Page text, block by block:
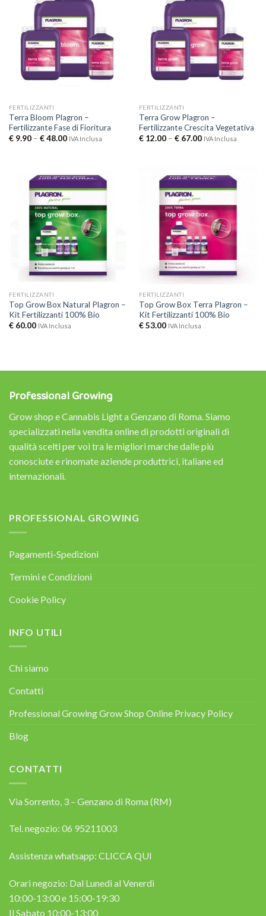
FERTILIZZANTI
Terra Bloom Plagron –
Fertilizzante Fase di Fioritura
€9.90– €48.00 IVA Inclusa
FERTILIZZANTI
Terra Grow Plagron –
Fertilizzante Crescita Vegetativa
€12.00– €67.00 IVA Inclusa
FERTILIZZANTI
Top Grow Box Natural Plagron –
Kit Fertilizzanti 100% Bio
€60.00 IVA Inclusa
FERTILIZZANTI
Top Grow Box Terra Plagron –
Kit Fertilizzanti 100% Bio
€53.00 IVA Inclusa
Professional Growing
Grow shop e Cannabis Light a Genzano di Roma. Siamo
specializzati nella vendita online di prodotti originali di
qualità scelti per voi tra le migliori marche dalle più
conosciute e rinomate aziende produttrici, italiane ed
internazionali.
PROFESSIONAL GROWING
Pagamenti-Spedizioni
Termini e Condizioni
Cookie Policy
INFO UTILI
Chi siamo
Contatti
Professional Growing Grow Shop Online Privacy Policy
Blog
CONTATTI
Via Sorrento, 3 – Genzano di Roma (RM)
Tel. negozio: 06 95211003
Assistenza whatsapp: CLICCA QUI
Orari negozio: Dal Lunedì al Venerdì
10:00-13:00 e 15:00-19:30
Il Sabato 10:00-13:00